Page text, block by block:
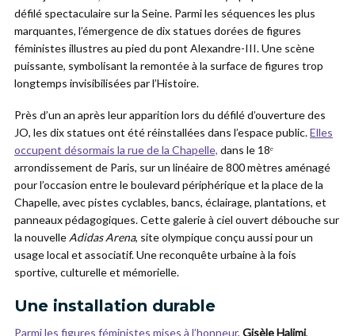
défilé spectaculaire sur la Seine. Parmi les séquences les plus
marquantes, l’émergence de dix statues dorées de figures
féministes illustres au pied du pont Alexandre-III. Une scène
puissante, symbolisant la remontée à la surface de figures trop
longtemps invisibilisées par l’Histoire.
Près d’un an après leur apparition lors du défilé d’ouverture des
JO, les dix statues ont été réinstallées dans l’espace public.Elles
occupent désormais la rue de la Chapelle, dans le 18ᵉ
arrondissement de Paris, sur un linéaire de 800 mètres aménagé
pour l’occasion entre le boulevard périphérique et la place de la
Chapelle, avec pistes cyclables, bancs, éclairage, plantations, et
panneaux pédagogiques. Cette galerie à ciel ouvert débouche sur
la nouvelle Adidas Arena, site olympique conçu aussi pour un
usage local et associatif. Une reconquête urbaine à la fois
sportive, culturelle et mémorielle.
Une installation durable
Parmi les figures féministes mises à l’honneur, Gisèle Halimi,